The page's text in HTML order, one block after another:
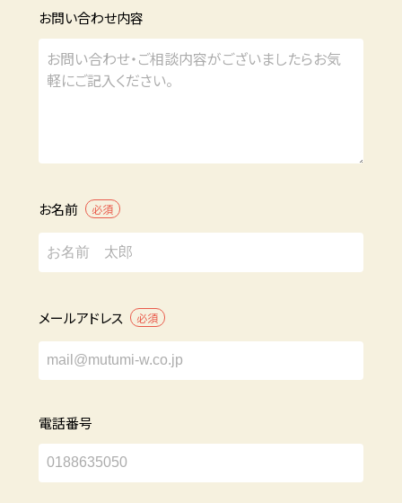
お問い合わせ内容
お名前 必須
メールアドレス 必須
電話番号